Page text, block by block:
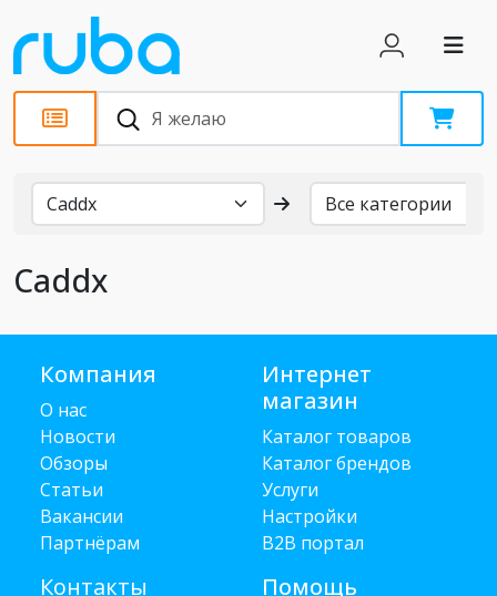
Бренды
Caddx
Компания
О нас
Новости
Обзоры
Статьи
Вакансии
Партнёрам
Контакты
Интернет
магазин
Каталог товаров
Каталог брендов
Услуги
Настройки
B2B портал
Помощь